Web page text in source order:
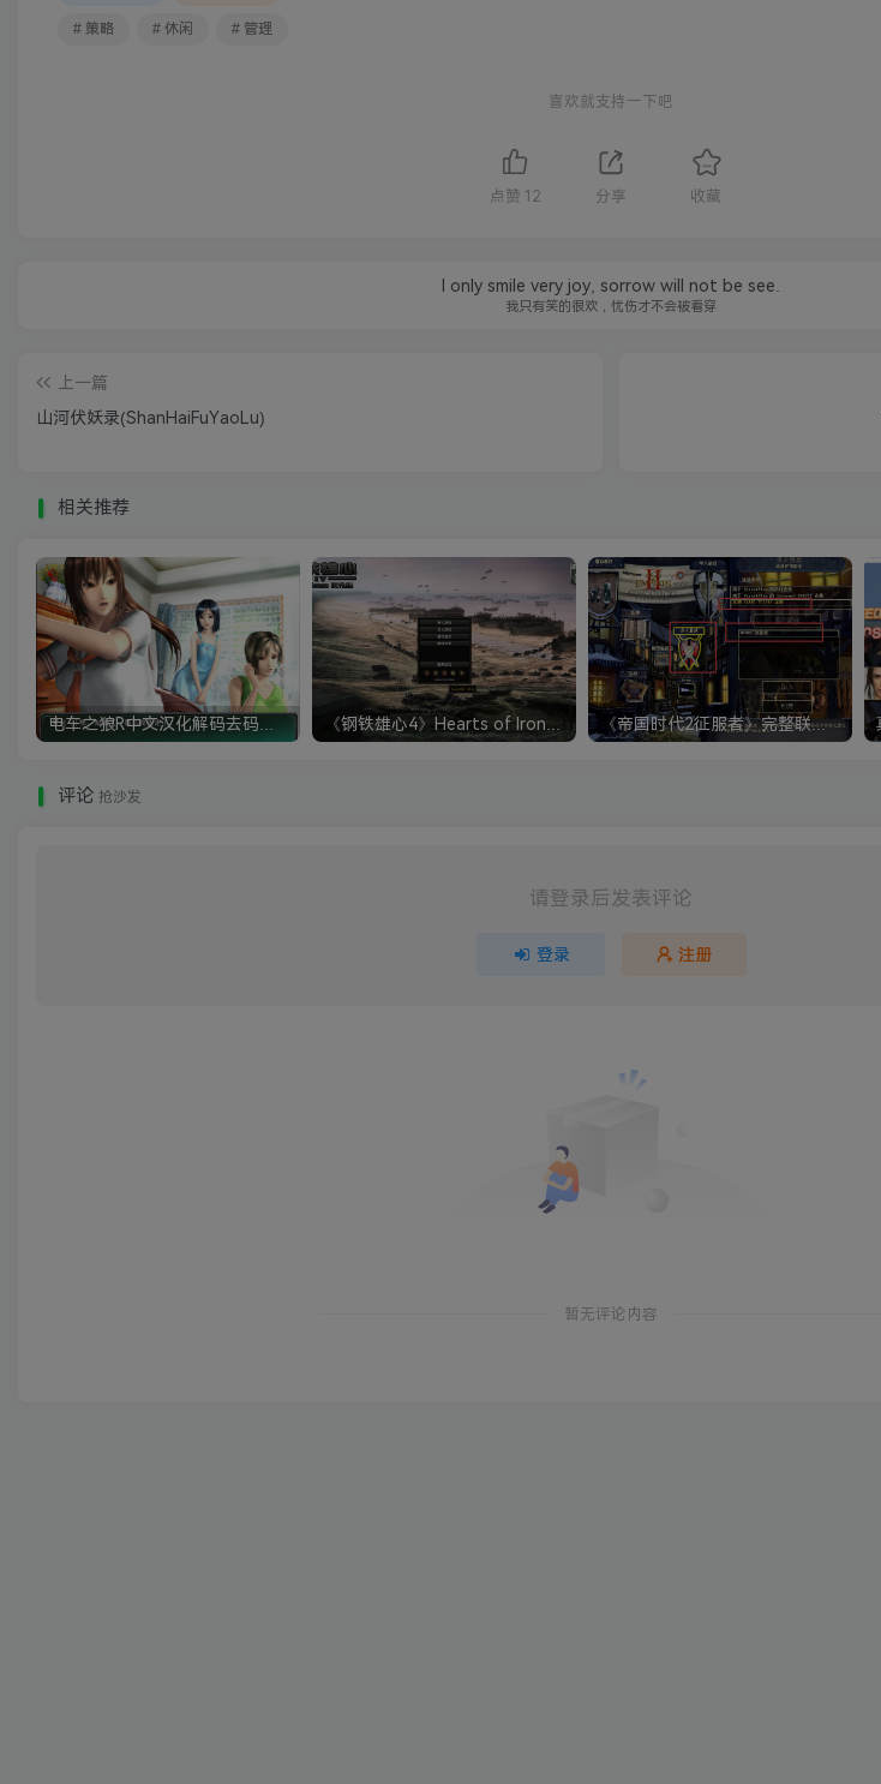
# 策略 # 休闲 # 管理
喜欢就支持一下吧
点赞 12 分享 收藏
I only smile very joy, sorrow will not be see.
我只有笑的很欢，忧伤才不会被看穿
上一篇
山河伏妖录(ShanHaiFuYaoLu)
相关推荐
《帝国时代2征服者》完整联机版 支持局域网+对战平台
评论 抢沙发
请登录后发表评论
登录 注册
暂无评论内容